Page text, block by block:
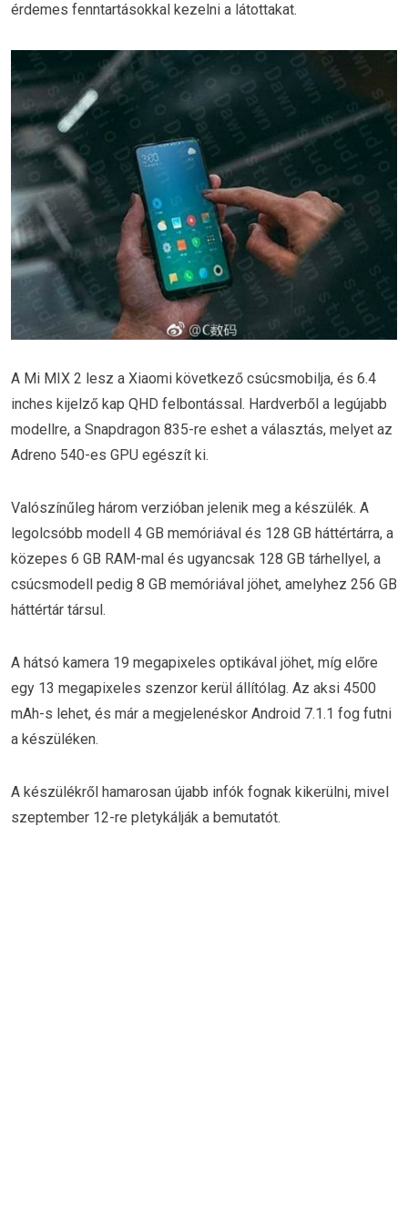
érdemes fenntartásokkal kezelni a látottakat.
A Mi MIX 2 lesz a Xiaomi következő csúcsmobilja, és 6.4
inches kijelző kap QHD felbontással. Hardverből a legújabb
modellre, a Snapdragon 835-re eshet a választás, melyet az
Adreno 540-es GPU egészít ki.
Valószínűleg három verzióban jelenik meg a készülék. A
legolcsóbb modell 4 GB memóriával és 128 GB háttértárra, a
közepes 6 GB RAM-mal és ugyancsak 128 GB tárhellyel, a
csúcsmodell pedig 8 GB memóriával jöhet, amelyhez 256 GB
háttértár társul.
A hátsó kamera 19 megapixeles optikával jöhet, míg előre
egy 13 megapixeles szenzor kerül állítólag. Az aksi 4500
mAh-s lehet, és már a megjelenéskor Android 7.1.1 fog futni
a készüléken.
A készülékről hamarosan újabb infók fognak kikerülni, mivel
szeptember 12-re pletykálják a bemutatót.